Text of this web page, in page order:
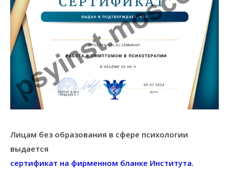
Лицам без образования в сфере психологии
выдается
сертификат на фирменном бланке Института.